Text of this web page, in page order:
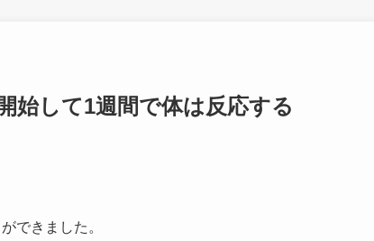
始して1週間で体は反応する
できました。